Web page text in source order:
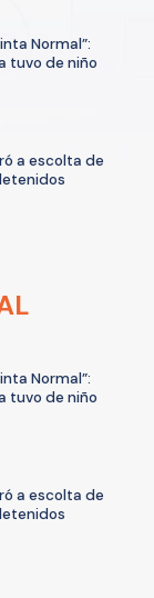
Normal”:
tuvo de niño
a escolta de
Normal”:
tuvo de niño
a escolta de